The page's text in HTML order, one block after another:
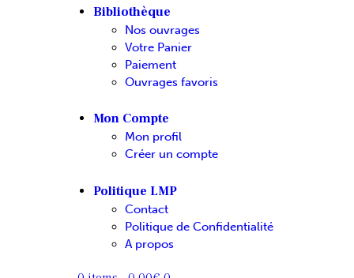
Bibliothèque
Nos ouvrages
Votre Panier
Paiement
Ouvrages favoris
Mon Compte
Mon profil
Créer un compte
Politique LMP
Contact
Politique de Confidentialité
A propos